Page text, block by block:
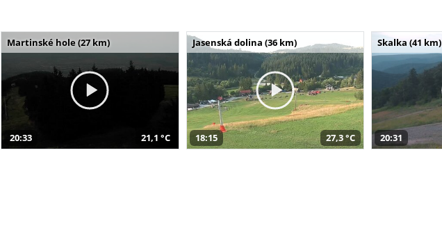
Martinské hole (27 km)
20:33 21,1 °C
Jasenská dolina (36 km)
18:15 27,3 °C
Skalka (41 km)
20:31